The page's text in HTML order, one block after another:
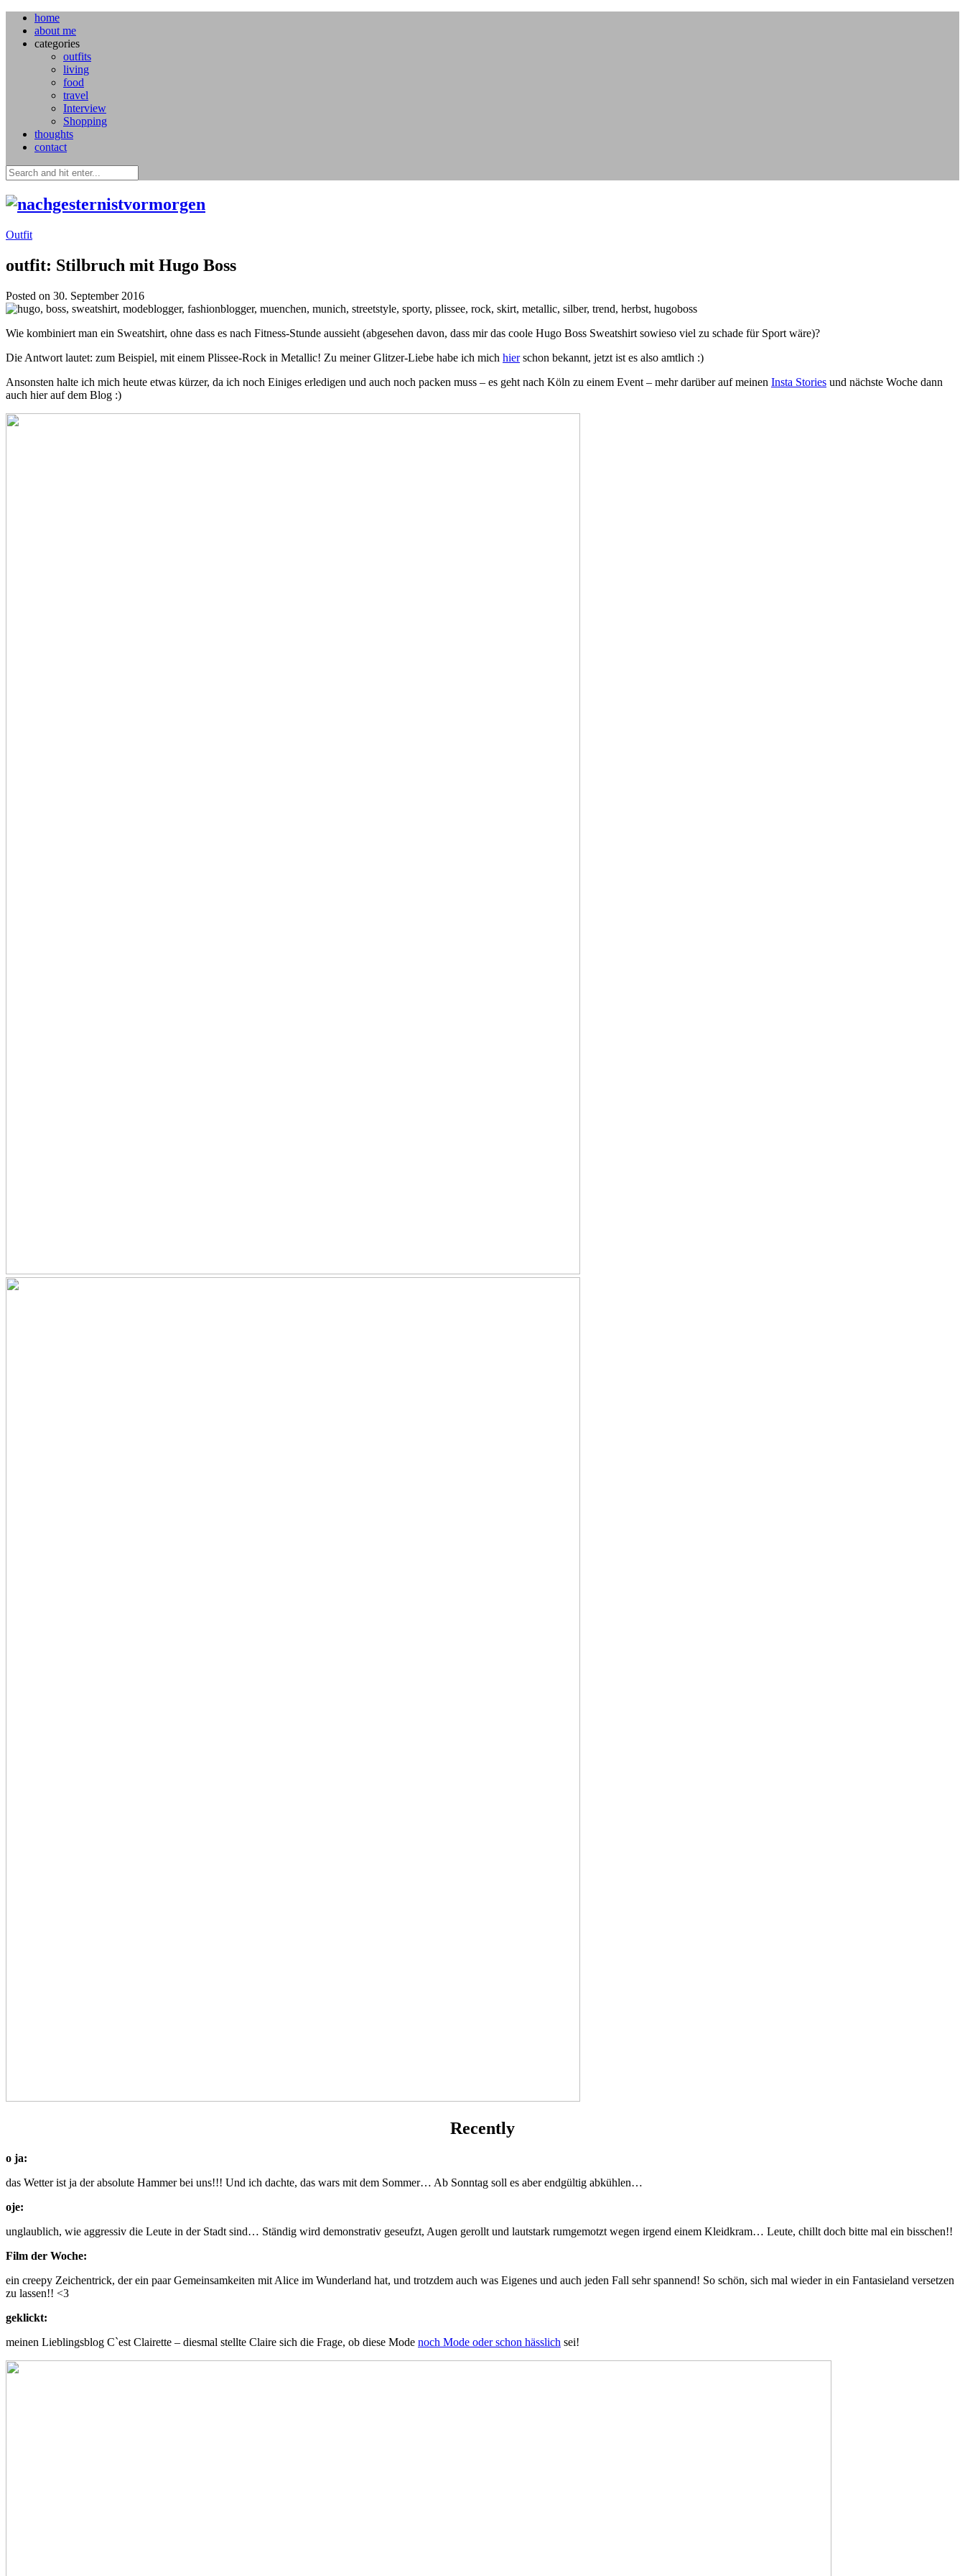
home
about me
categories
outfits
living
food
travel
Interview
Shopping
thoughts
contact
Outfit
outfit: Stilbruch mit Hugo Boss
Posted on 30. September 2016
Wie kombiniert man ein Sweatshirt, ohne dass es nach Fitness-Stunde aussieht (abgesehen davon, dass mir das coole Hugo Boss Sweatshirt sowieso viel zu schade für Sport wäre)?
Die Antwort lautet: zum Beispiel, mit einem Plissee-Rock in Metallic! Zu meiner Glitzer-Liebe habe ich mich hierschon bekannt, jetzt ist es also amtlich :)
Ansonsten halte ich mich heute etwas kürzer, da ich noch Einiges erledigen und auch noch packen muss – es geht nach Köln zu einem Event – mehr darüber auf meinen Insta Stories und nächste Woche dann
auch hier auf dem Blog :)
Recently
o ja:
das Wetter ist ja der absolute Hammer bei uns!!! Und ich dachte, das wars mit dem Sommer… Ab Sonntag soll es aber endgültig abkühlen…
oje:
unglaublich, wie aggressiv die Leute in der Stadt sind… Ständig wird demonstrativ geseufzt, Augen gerollt und lautstark rumgemotzt wegen irgend einem Kleidkram… Leute, chillt doch bitte mal ein bisschen!!
Film der Woche:
ein creepy Zeichentrick, der ein paar Gemeinsamkeiten mit Alice im Wunderland hat, und trotzdem auch was Eigenes und auch jeden Fall sehr spannend! So schön, sich mal wieder in ein Fantasieland versetzen
zu lassen!! <3
geklickt:
meinen Lieblingsblog C`est Clairette – diesmal stellte Claire sich die Frage, ob diese Mode noch Mode oder schon hässlich sei!